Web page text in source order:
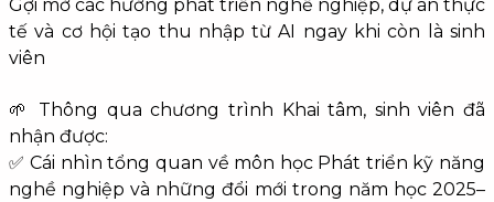
Gợi mở các hướng phát triển nghề nghiệp, dự án thực
tế và cơ hội tạo thu nhập từ AI ngay khi còn là sinh
viên
🌱 Thông qua chương trình Khai tâm, sinh viên đã
nhận được:
✅ Cái nhìn tổng quan về môn học Phát triển kỹ năng
nghề nghiệp và những đổi mới trong năm học 2025–